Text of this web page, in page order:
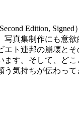
Edition,
真集制作にも意
ト連邦の崩壊と
す。そして、ど
気持ちが伝わっ